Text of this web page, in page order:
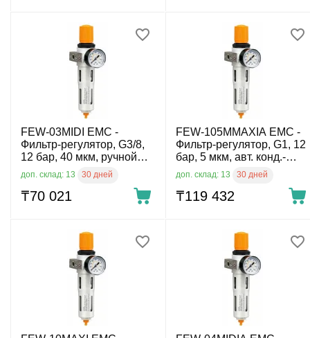
FEW-03MIDI EMC -
Фильтр-регулятор, G3/8,
12 бар, 40 мкм, ручной
конд.-отвод
доп. склад: 13 30 дней
₸70 021
FEW-105MMAXIA EMC -
Фильтр-регулятор, G1, 12
бар, 5 мкм, авт. конд.-
доп. склад: 13 30 дней
₸119 432